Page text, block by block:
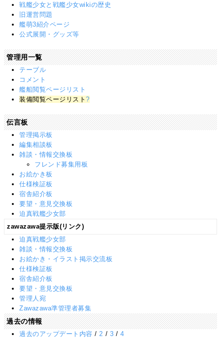
戦艦少女と戦艦少女wikiの歴史
旧運営問題
艦萌3紹介ページ
公式展開・グッズ等
管理用一覧
テーブル
コメント
艦船閲覧ページリスト
装備閲覧ページリスト?
伝言板
管理掲示板
編集相談板
雑談・情報交換板
フレンド募集用板
お絵かき板
仕様検証板
宿舎紹介板
要望・意見交換板
迫真戦艦少女部
zawazawa提示版(リンク)
迫真戦艦少女部
雑談・情報交換板
お絵かき・イラスト掲示交流板
仕様検証板
宿舎紹介板
要望・意見交換板
管理人宛
Zawazawa準管理者募集
過去の情報
過去のアップデート内容 / 2 / 3 / 4